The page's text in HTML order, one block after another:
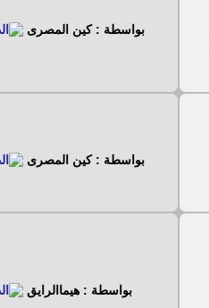
بواسطة : كين المصرى
بواسطة : كين المصرى
بواسطة : هيماالرايق